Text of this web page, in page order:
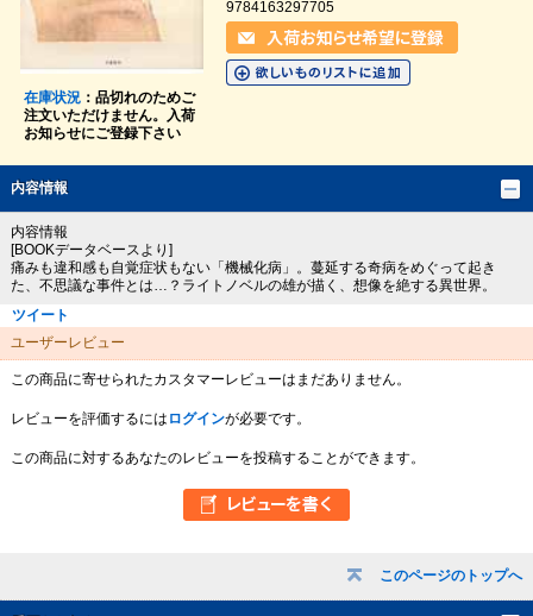
このページのトップへ
在庫状況：品切れのためご
注文いただけません。入荷
お知らせにご登録下さい
9784163297705
内容情報
内容情報
[BOOKデータベースより]
痛みも違和感も自覚症状もない「機械化病」。蔓延する奇病をめぐって起き
た、不思議な事件とは…？ライトノベルの雄が描く、想像を絶する異世界。
ツイート
ユーザーレビュー
この商品に寄せられたカスタマーレビューはまだありません。
レビューを評価するには ログインが必要です。
この商品に対するあなたのレビューを投稿することができます。